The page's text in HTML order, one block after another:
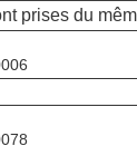
du même